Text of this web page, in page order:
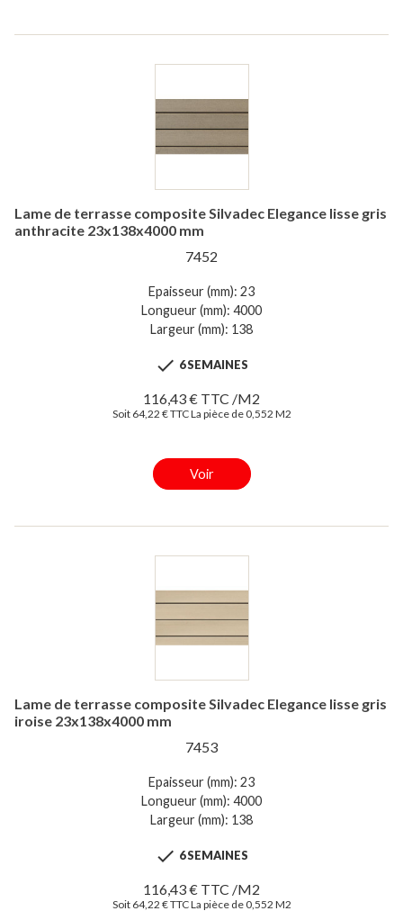
Lame de terrasse composite Silvadec Elegance lisse gris
anthracite 23x138x4000 mm
7452
Epaisseur (mm): 23
Longueur (mm): 4000
Largeur (mm): 138
 6 SEMAINES
116,43 € TTC /M2
Soit 64,22 € TTC La pièce de 0,552 M2
Voir
Lame de terrasse composite Silvadec Elegance lisse gris
iroise 23x138x4000 mm
7453
Epaisseur (mm): 23
Longueur (mm): 4000
Largeur (mm): 138
 6 SEMAINES
116,43 € TTC /M2
Soit 64,22 € TTC La pièce de 0,552 M2